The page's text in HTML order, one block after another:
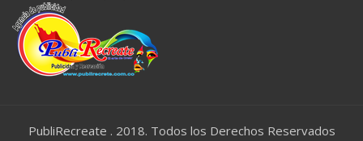
PubliRecreate . 2018. Todos los Derechos Reservados